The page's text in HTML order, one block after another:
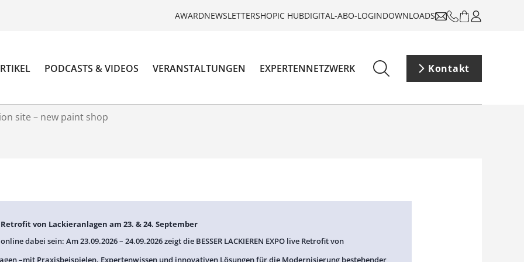
AWARDNEWSLETTERSHOPIC HUBDIGITAL-ABO-LOGINDOWNLOADS
PODCASTS & VIDEOS VERANSTALTUNGEN EXPERTENNETZWERK Kontakt
site – new paint shop
Retrofit von Lackieranlagen am 23. & 24. September
dabei sein: Am 23.09.2026 – 24.09.2026 zeigt die BESSER LACKIEREN EXPO live Retrofit von
–mit Praxisbeispielen, Expertenwissen und innovativen Lösungen für die Modernisierung bestehender